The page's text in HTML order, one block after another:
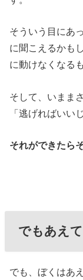
そういう目にあ
に聞こえるかも
に動けなくなる
そして、いまま
「逃げればいい
それができたら
でもあえ
でも、ぼくはあ